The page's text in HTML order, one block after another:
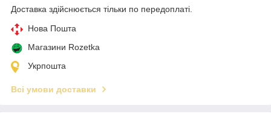
Доставка здійснюється тільки по передоплаті.
Нова Пошта
Магазини Rozetka
Укрпошта
Всі умови доставки